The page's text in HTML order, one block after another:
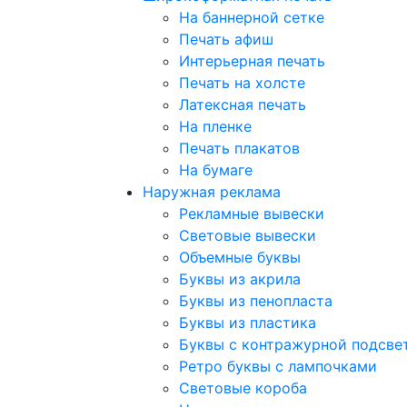
На баннерной сетке
Печать афиш
Интерьерная печать
Печать на холсте
Латексная печать
На пленке
Печать плакатов
На бумаге
Наружная реклама
Рекламные вывески
Световые вывески
Объемные буквы
Буквы из акрила
Буквы из пенопласта
Буквы из пластика
Буквы с контражурной
Ретро буквы с лампочками
Световые короба